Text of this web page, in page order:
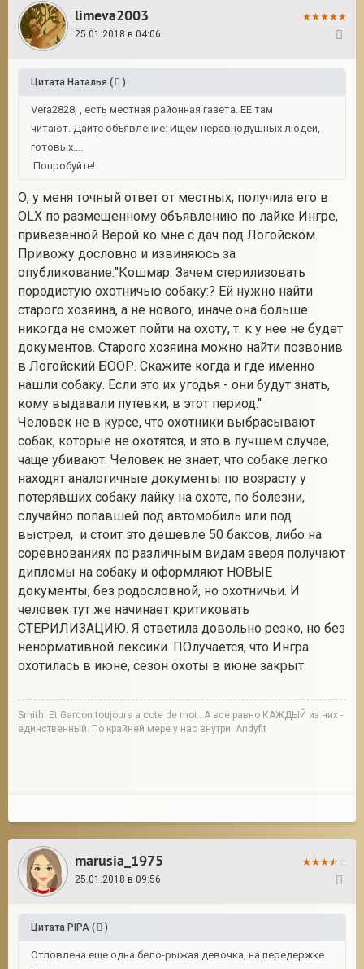
limeva2003
25.01.2018 в 04:06
Цитата Наталья ( )
Vera2828, , есть местная районная газета. ЕЕ там
читают. Дайте объявление: Ищем неравнодушных людей,
готовых....
Попробуйте!
О, у меня точный ответ от местных, получила его в
OLX по размещенному объявлению по лайке Ингре,
привезенной Верой ко мне с дач под Логойском.
Привожу дословно и извиняюсь за
опубликование:"Кошмар. Зачем стерилизовать
породистую охотничью собаку:? Ей нужно найти
старого хозяина, а не нового, иначе она больше
никогда не сможет пойти на охоту, т. к у нее не будет
документов. Старого хозяина можно найти позвонив
в Логойский БООР. Скажите когда и где именно
нашли собаку. Если это их угодья - они будут знать,
кому выдавали путевки, в этот период."
Человек не в курсе, что охотники выбрасывают
собак, которые не охотятся, и это в лучшем случае,
чаще убивают. Человек не знает, что собаке легко
находят аналогичные документы по возрасту у
потерявших собаку лайку на охоте, по болезни,
случайно попавшей под автомобиль или под
выстрел, и стоит это дешевле 50 баксов, либо на
соревнованиях по различным видам зверя получают
дипломы на собаку и оформляют НОВЫЕ
документы, без родословной, но охотничьи. И
человек тут же начинает критиковать
СТЕРИЛИЗАЦИЮ. Я ответила довольно резко, но без
ненормативной лексики. ПОлучается, что Ингра
охотилась в июне, сезон охоты в июне закрыт.
Smith. Et Garcon toujours a cote de moi...А все равно КАЖДЫЙ из них -
единственный. По крайней мере у нас внутри. Andyfit
marusia_1975
25.01.2018 в 09:56
Цитата PIPA ( )
Отловлена еще одна бело-рыжая девочка, на передержке.